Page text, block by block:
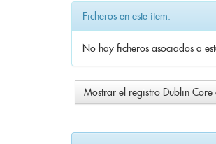
Ficheros en este ítem:
No hay ficheros asociados a
Mostrar el registro Dublin Core